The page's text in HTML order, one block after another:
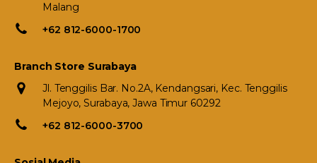
Malang
+62 812-6000-1700
Branch Store Surabaya
Jl. Tenggilis Bar. No.2A, Kendangsari, Kec. Tenggilis
Mejoyo, Surabaya, Jawa Timur 60292
+62 812-6000-3700